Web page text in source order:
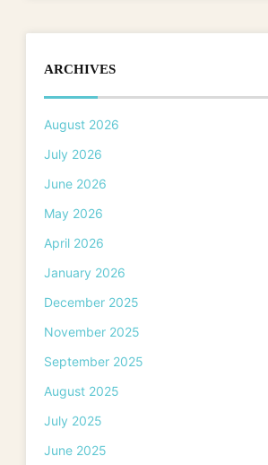
ARCHIVES
August 2026
July 2026
June 2026
May 2026
April 2026
January 2026
December 2025
November 2025
September 2025
August 2025
July 2025
June 2025